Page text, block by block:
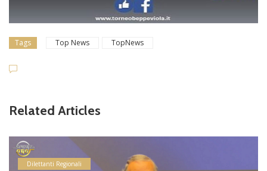
Tags Top News TopNews
Related Articles
Dilettanti Regionali